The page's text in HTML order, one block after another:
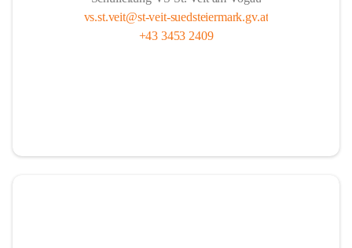
vs.st.veit@st-veit-suedsteiermark.gv.at
+43 3453 2409